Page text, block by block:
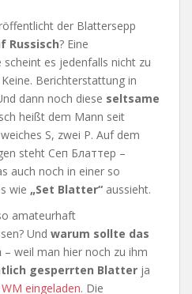
der Blattersepp
Russisch? Eine
scheint es jedenfalls nicht zu
Berichterstattung in
dann noch diese seltsame
heißt dem Mann seit
S, zwei P. Auf dem
steht Сеп Блаттер –
auch noch in einer so
wie „Set Blatter“ aussieht.
amateurhaft
Und warum sollte das
– weil man hier noch zu ihm
gesperrten Blatter ja
eingeladen. Die